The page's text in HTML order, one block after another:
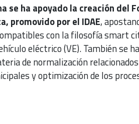
se ha apoyado la creación del
promovido por el IDAE,
con la filosofía smart
eléctrico (VE). También se
de normalización
y optimización de los